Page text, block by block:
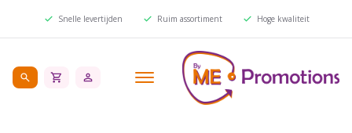
Snelle levertijden Ruim assortiment Hoge kwaliteit